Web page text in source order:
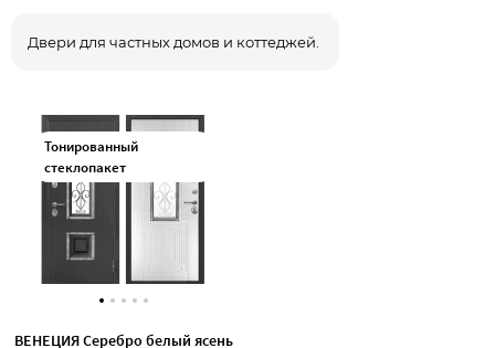
Двери для частных домов и коттеджей.
ВЕНЕЦИЯ Серебро белый ясень